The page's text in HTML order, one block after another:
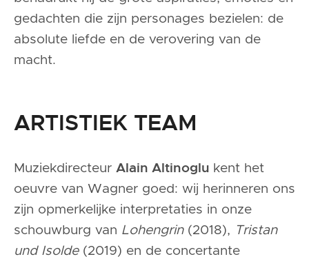
gedachten die zijn personages bezielen: de
absolute liefde en de verovering van de
macht.
ARTISTIEK TEAM
Muziekdirecteur Alain Altinoglu kent het
oeuvre van Wagner goed: wij herinneren ons
zijn opmerkelijke interpretaties in onze
schouwburg van Lohengrin (2018), Tristan
und Isolde (2019) en de concertante